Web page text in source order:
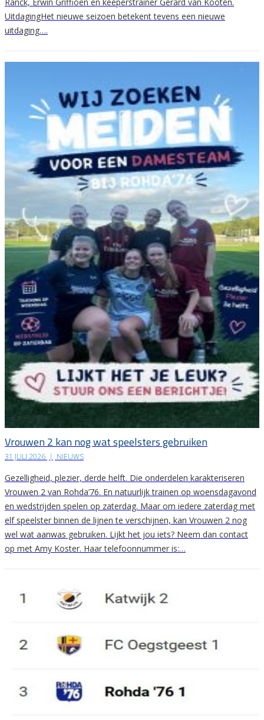
UitdagingHet nieuwe seizoen betekent tevens een nieuwe
uitdaging….
Vrouwen 2 kan nog wat speelsters gebruiken
31 JULI 2026 | NIEUWS
Gezelligheid, plezier, derde helft. Die onderdelen karakteriseren
Vrouwen 2 van Rohda’76. En natuurlijk trainen op woensdagavond
en wedstrijden spelen op zaterdag. Maar om iedere zaterdag met
elf speelster binnen de lijnen te verschijnen, kan Vrouwen 2 nog
wel wat aanwas gebruiken. Lijkt het jou iets? Neem dan contact
op met Amy Koster. Haar telefoonnummer is:…